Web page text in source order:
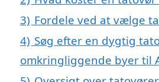
3) Fordele ved at vælge
4) Søg efter en dygtig
omkringliggende byer til